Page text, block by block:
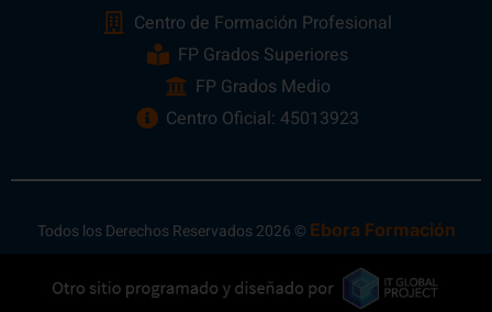
Centro de Formación Profesional
FP Grados Superiores
FP Grados Medio
Centro Oficial: 45013923
Todos los Derechos Reservados 2026 © Ebora Formación